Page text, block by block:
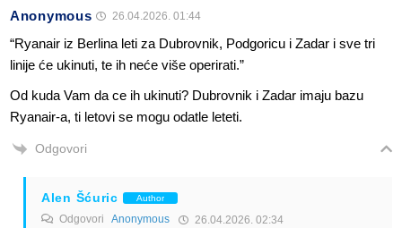
Anonymous 26.04.2026. 01:44
“Ryanair iz Berlina leti za Dubrovnik, Podgoricu i Zadar i sve tri
linije će ukinuti, te ih neće više operirati.”
Od kuda Vam da ce ih ukinuti? Dubrovnik i Zadar imaju bazu
Ryanair-a, ti letovi se mogu odatle leteti.
Odgovori
Alen Šćuric Author
Odgovori Anonymous 26.04.2026. 02:34